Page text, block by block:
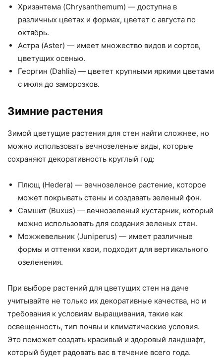
Хризантема (Chrysanthemum) — доступна в
различных цветах и формах, цветет с августа по
октябрь.
Астра (Aster) — имеет множество видов и сортов,
цветущих осенью.
Георгин (Dahlia) — цветет крупными яркими цветами
с июля до заморозков.
Зимние растения
Зимой цветущие растения для стен найти сложнее, но
можно использовать вечнозеленые виды, которые
сохраняют декоративность круглый год:
Плющ (Hedera) — вечнозеленое растение, которое
может покрывать стены и создавать зеленый фон.
Самшит (Buxus) — вечнозеленый кустарник, который
можно использовать для создания зеленых стен.
Можжевельник (Juniperus) — имеет различные
формы и оттенки хвои, подходит для вертикального
озеленения.
При выборе растений для цветущих стен на даче
учитывайте не только их декоративные качества, но и
требования к условиям выращивания, такие как
освещенность, тип почвы и климатические условия.
Это поможет создать красивый и здоровый ландшафт,
который будет радовать вас в течение всего года.